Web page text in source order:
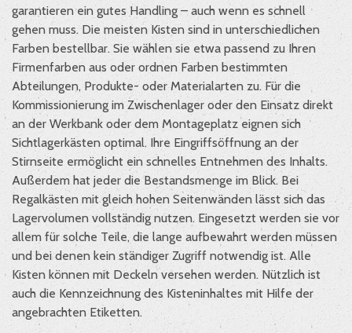
garantieren ein gutes Handling – auch wenn es schnell
gehen muss. Die meisten Kisten sind in unterschiedlichen
Farben bestellbar. Sie wählen sie etwa passend zu Ihren
Firmenfarben aus oder ordnen Farben bestimmten
Abteilungen, Produkte- oder Materialarten zu. Für die
Kommissionierung im Zwischenlager oder den Einsatz direkt
an der Werkbank oder dem Montageplatz eignen sich
Sichtlagerkästen optimal. Ihre Eingriffsöffnung an der
Stirnseite ermöglicht ein schnelles Entnehmen des Inhalts.
Außerdem hat jeder die Bestandsmenge im Blick. Bei
Regalkästen mit gleich hohen Seitenwänden lässt sich das
Lagervolumen vollständig nutzen. Eingesetzt werden sie vor
allem für solche Teile, die lange aufbewahrt werden müssen
und bei denen kein ständiger Zugriff notwendig ist. Alle
Kisten können mit Deckeln versehen werden. Nützlich ist
auch die Kennzeichnung des Kisteninhaltes mit Hilfe der
angebrachten Etiketten.